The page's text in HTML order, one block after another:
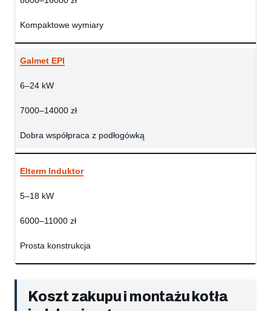
Kompaktowe wymiary
Galmet EPI
6–24 kW
7000–14000 zł
Dobra współpraca z podłogówką
Elterm Induktor
5–18 kW
6000–11000 zł
Prosta konstrukcja
Koszt zakupu i montażu kotła